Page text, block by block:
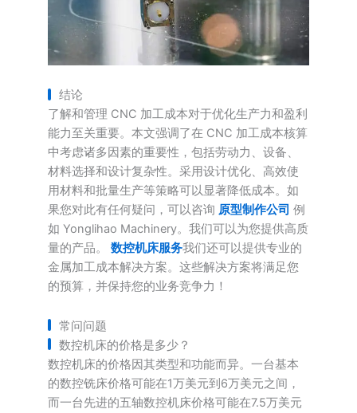
结论
了解和管理 CNC 加工成本对于优化生产力和盈利
能力至关重要。本文强调了在 CNC 加工成本核算
中考虑诸多因素的重要性，包括劳动力、设备、
材料选择和设计复杂性。采用设计优化、高效使
用材料和批量生产等策略可以显著降低成本。如
果您对此有任何疑问，可以咨询 原型制作公司 例
如 Yonglihao Machinery。我们可以为您提供高质
量的产品。 数控机床服务我们还可以提供专业的
金属加工成本解决方案。这些解决方案将满足您
的预算，并保持您的业务竞争力！
常问问题
数控机床的价格是多少？
数控机床的价格因其类型和功能而异。一台基本
的数控铣床价格可能在1万美元到6万美元之间，
而一台先进的五轴数控机床价格可能在7.5万美元